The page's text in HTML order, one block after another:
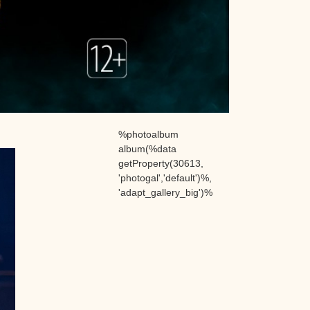
%photoalbum
album(%data
getProperty(30613,
'photogal','default')%,
'adapt_gallery_big')%